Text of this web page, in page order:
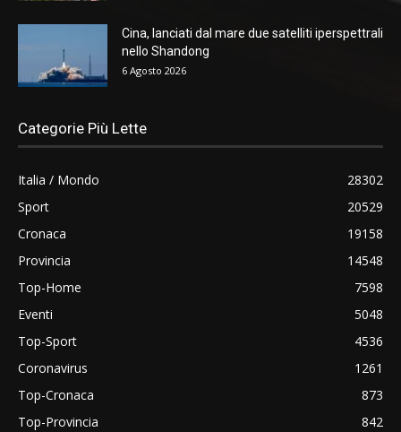
Cina, lanciati dal mare due satelliti iperspettrali
nello Shandong
6 Agosto 2026
Categorie Più Lette
Italia / Mondo
28302
Sport
20529
Cronaca
19158
Provincia
14548
Top-Home
7598
Eventi
5048
Top-Sport
4536
Coronavirus
1261
Top-Cronaca
873
Top-Provincia
842